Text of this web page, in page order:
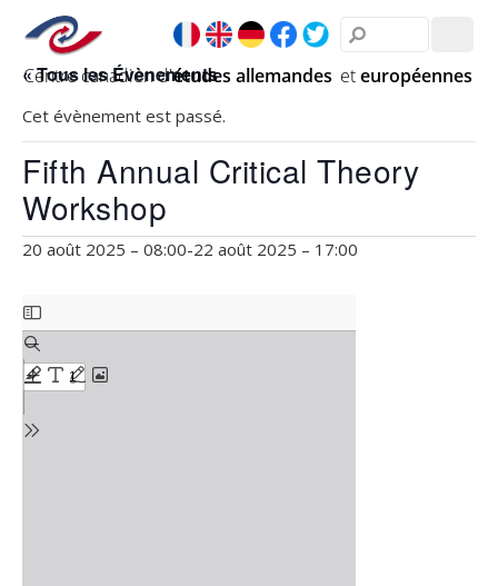
« Tous les Évènements
Cet évènement est passé.
Fifth Annual Critical Theory
Workshop
20 août 2025 – 08:00-22 août 2025 – 17:00
Skip
to
PDF
content